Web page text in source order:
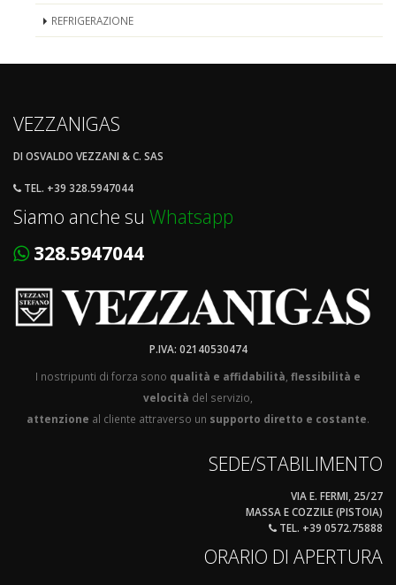
REFRIGERAZIONE
VEZZANIGAS
DI OSVALDO VEZZANI & C. SAS
TEL. +39 328.5947044
Siamo anche su Whatsapp
328.5947044
P.IVA: 02140530474
I nostripunti di forza sono qualità e affidabilità flessibilità e
velocità del servizio,
attenzione al cliente attraverso un supporto diretto e costante.
SEDE/STABILIMENTO
VIA E. FERMI, 25/27
MASSA E COZZILE (PISTOIA)
TEL. +39 0572.75888
ORARIO DI APERTURA